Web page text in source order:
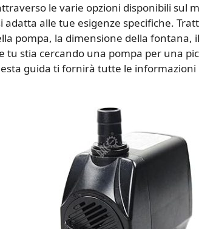
le varie opzioni disponibili sul
adatta alle tue esigenze specifiche.
pompa, la dimensione della fontana,
tu stia cercando una pompa per una
guida ti fornirà tutte le informazioni